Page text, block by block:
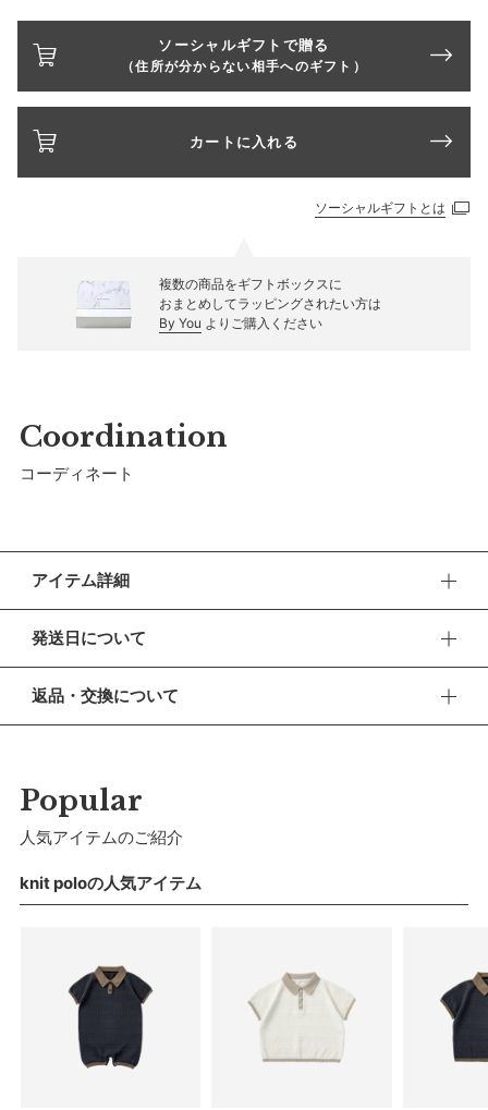
ソーシャルギフトで贈る
（住所が分からない相手へのギフト）
カートに入れる
ソーシャルギフトとは
複数の商品をギフトボックスに
おまとめしてラッピングされたい方は
By You よりご購入ください
Coordination
コーディネート
アイテム詳細
ルックスと機能性を両立させた爽やかなお出かけ着として。
【デザイン】
【素材】
毛羽立ちを抑えた細いコットン糸で編み上げたボディは、サラ
ッと滑らかで上品な光沢が特徴です。襟ぐりには消臭糸を編み
込み、汗っかきの子どもたちに気兼ねなく着させてあげられま
【仕様／機能】
日本が世界に誇るホールガーメント製法を用いて、シームレス
な美しいシルエットと最高の着心地を実現。襟ぐりのボタンは
お着替えを、股下のスナップボタンはおむつ替えを簡単にサポ
発送日について
休業期間 2026年8月13日(木) 〜 16日(日)
おります。
【お問い合わせ・発送の再開について】
休業中にいただいたお問い合わせやご注文につきましては、翌
営業日より順次対応させていただきます。
※ 夏季休業のご案内
午前9時までのご注文は、【営業日から当日】の発送となりま
返品・交換について
ずご連絡ください。
■ お客様都合による返品・交換
ります。
弊社で負担いたします。
■ ご注意
・初期不良、商品間違いなどによる返品の場合でも、長期経過
している場合お断りさせていただきます。
Popular
人気アイテムのご紹介
knit poloの人気アイテム